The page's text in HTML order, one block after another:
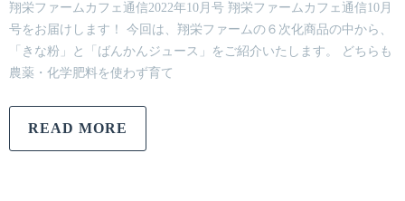
翔栄ファームカフェ通信2022年10月号 翔栄ファームカフェ通信10月
号をお届けします！ 今回は、翔栄ファームの６次化商品の中から、
「きな粉」と「ばんかんジュース」をご紹介いたします。 どちらも
農薬・化学肥料を使わず育て
READ MORE